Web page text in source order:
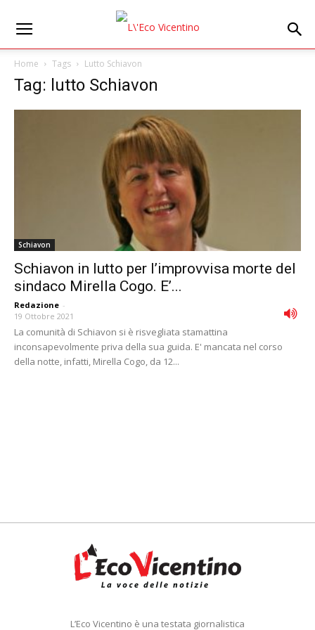
Home Tags Lutto Schiavon
Tag: lutto Schiavon
Schiavon
Schiavon in lutto per l’improvvisa morte del
sindaco Mirella Cogo. E’...
Redazione -
19 Ottobre 2021
La comunità di Schiavon si è risvegliata stamattina
inconsapevolmente priva della sua guida. E' mancata nel corso
della notte, infatti, Mirella Cogo, da 12...
L’Eco Vicentino è una testata giornalistica